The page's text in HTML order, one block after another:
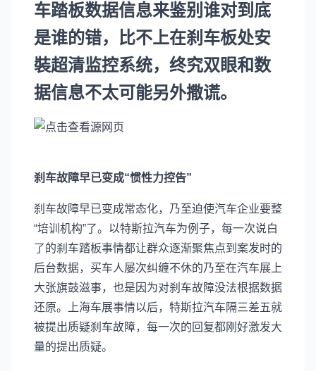
车踏板数据信息来鉴别谁对到底
是谁的错，比不上在刹车板处安
裝超清监控系统，终究双眼和数
据信息不太可能另外撒谎。
刹车故障早已变成“惯性力控告”
刹车故障早已变成常态化，乃至迫使汽车企业要整
“培训机构”了。以特斯拉汽车为例子，每一次说白
了的刹车踏板事情都让群众逐渐聚焦点到案发时的
后台数据，买车人屡次纠缠不休的乃至在汽车展上
大张旗鼓滋事，也是因为对刹车故障没法根据数据
还原。上海车展事情以后，特斯拉汽车隔三差五就
被提出质疑刹车故障，每一次的回复都刚好激发大
量的提出质疑。